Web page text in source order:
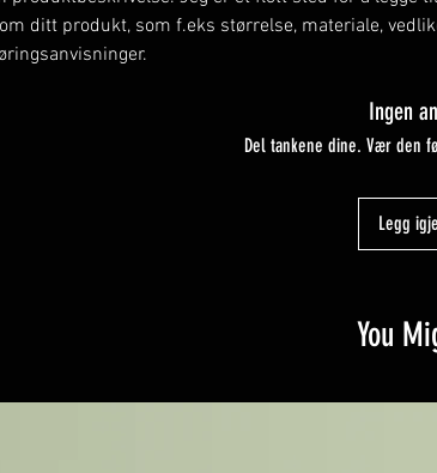
ditt produkt, som f.eks størrelse, materiale,
Ingen
Del tankene dine. Vær den
Legg
You